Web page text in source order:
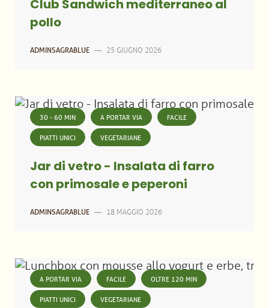
Club Sandwich mediterraneo al
pollo
ADMINSAGRABLUE — 25 GIUGNO 2026
30 - 60 MIN A PORTAR VIA FACILE
PIATTI UNICI VEGETARIANE
Jar di vetro - Insalata di farro
con primosale e peperoni
ADMINSAGRABLUE — 18 MAGGIO 2026
A PORTAR VIA FACILE OLTRE 120 MIN
PIATTI UNICI VEGETARIANE